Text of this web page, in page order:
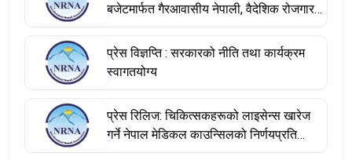
बजेटमार्फत गैरआवासीय नेपाली, वैदेशिक रोजगारमा
नेपाली डायस्पोराको योगदानलाई सम्बोधन
प्रेस विज्ञप्ति : सरकारको नीति तथा कार्यक्रम
स्वागतयोग्य
प्रेस रिलिज: चिकित्सकहरूको लाइसेन्स खारेज
गर्ने नेपाल मेडिकल काउन्सिलको निर्णयप्रति